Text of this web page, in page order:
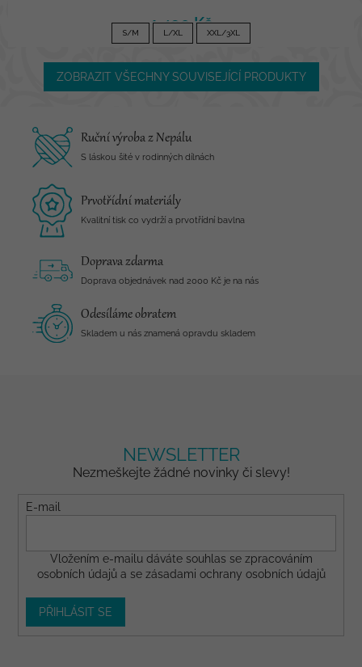
1 490 Kč
S/M L/XL XXL/3XL
ZOBRAZIT VŠECHNY SOUVISEJÍCÍ PRODUKTY
Ruční výroba z Nepálu
S láskou šité v rodinných dílnách
Prvotřídní materiály
Kvalitní tisk co vydrží a prvotřídní bavlna
Doprava zdarma
Doprava objednávek nad 2000 Kč je na nás
Odesíláme obratem
Skladem u nás znamená opravdu skladem
NEWSLETTER
Nezmeškejte žádné novinky či slevy!
E-mail
Vložením e-mailu dáváte souhlas se zpracováním
osobních údajů a se zásadami ochrany osobních údajů
PŘIHLÁSIT SE